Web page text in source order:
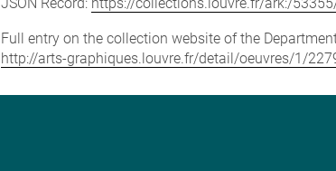
Full entry on the collection website of the
http://arts-graphiques.louvre.fr/detail/oeuvres/1/